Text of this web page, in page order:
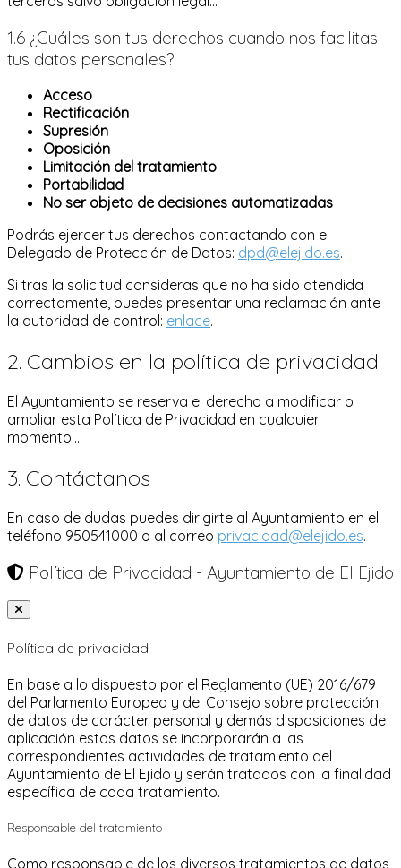
1.6 ¿Cuáles son tus derechos cuando nos facilitas
tus datos personales?
Acceso
Rectificación
Supresión
Oposición
Limitación del tratamiento
Portabilidad
No ser objeto de decisiones automatizadas
Podrás ejercer tus derechos contactando con el
Delegado de Protección de Datos: dpd@elejido.es.
Si tras la solicitud consideras que no ha sido atendida
correctamente, puedes presentar una reclamación ante
la autoridad de control: enlace.
2. Cambios en la política de privacidad
El Ayuntamiento se reserva el derecho a modificar o
ampliar esta Política de Privacidad en cualquier
momento...
3. Contáctanos
En caso de dudas puedes dirigirte al Ayuntamiento en el
teléfono 950541000 o al correo privacidad@elejido.es.
Política de Privacidad - Ayuntamiento de El Ejido
Política de privacidad
En base a lo dispuesto por el Reglamento (UE) 2016/679
del Parlamento Europeo y del Consejo sobre protección
de datos de carácter personal y demás disposiciones de
aplicación estos datos se incorporarán a las
correspondientes actividades de tratamiento del
Ayuntamiento de El Ejido y serán tratados con la finalidad
específica de cada tratamiento.
Responsable del tratamiento
Como responsable de los diversos tratamientos de datos